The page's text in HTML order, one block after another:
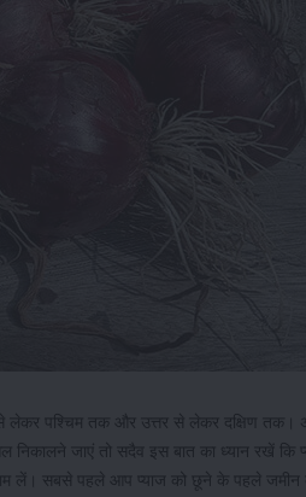
से लेकर पश्चिम तक और उत्तर से लेकर दक्षिण
जाएं तो सदैव इस बात का ध्यान रखें कि
काम लें। सबसे पहले आप प्याज को छूने के पहले